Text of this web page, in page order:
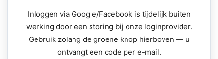
Inloggen via Google/Facebook is tijdelijk buiten
werking door een storing bij onze loginprovider.
Gebruik zolang de groene knop hierboven — u
ontvangt een code per e-mail.